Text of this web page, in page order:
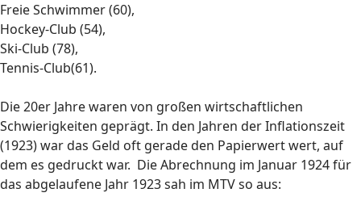
Freie Schwimmer (60),
Hockey-Club (54),
Ski-Club (78),
Tennis-Club(61).
Die 20er Jahre waren von großen wirtschaftlichen
Schwierigkeiten geprägt. In den Jahren der Inflationszeit
(1923) war das Geld oft gerade den Papierwert wert, auf
dem es gedruckt war. Die Abrechnung im Januar 1924 für
das abgelaufene Jahr 1923 sah im MTV so aus: